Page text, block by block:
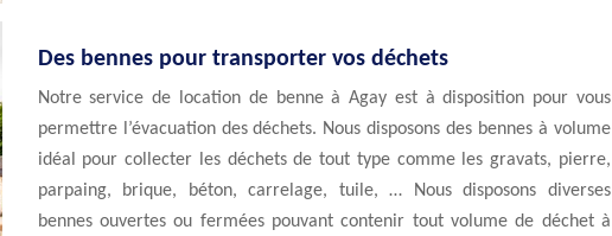
Des bennes pour transporter vos déchets
Notre service de location de benne à Agay est à disposition pour vous
permettre l’évacuation des déchets. Nous disposons des bennes à volume
idéal pour collecter les déchets de tout type comme les gravats, pierre,
parpaing, brique, béton, carrelage, tuile, … Nous disposons diverses
bennes ouvertes ou fermées pouvant contenir tout volume de déchet à